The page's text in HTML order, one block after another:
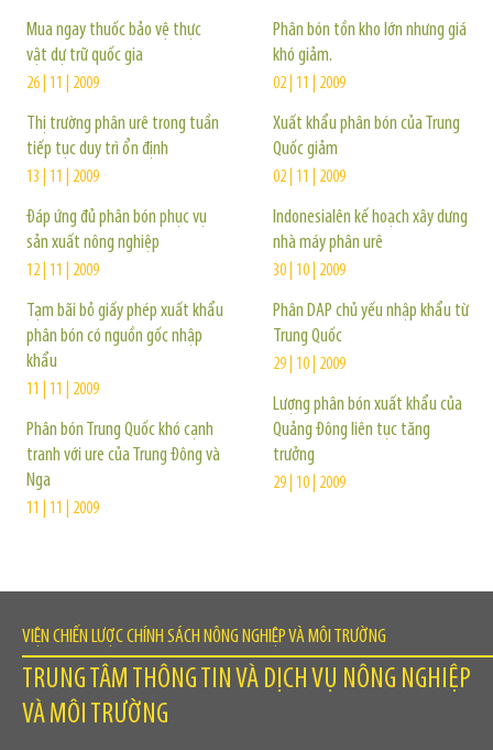
Mua ngay thuốc bảo vệ thực
vật dự trữ quốc gia
26 | 11 | 2009
Thị trường phân urê trong tuần
tiếp tục duy trì ổn định
13 | 11 | 2009
Đáp ứng đủ phân bón phục vụ
sản xuất nông nghiệp
12 | 11 | 2009
Tạm bãi bỏ giấy phép xuất khẩu
phân bón có nguồn gốc nhập
khẩu
11 | 11 | 2009
Phân bón Trung Quốc khó cạnh
tranh với ure của Trung Đông và
Nga
11 | 11 | 2009
Phân bón tồn kho lớn nhưng giá
khó giảm.
02 | 11 | 2009
Xuất khẩu phân bón của Trung
Quốc giảm
02 | 11 | 2009
Indonesialên kế hoạch xây dưng
nhà máy phân urê
30 | 10 | 2009
Phân DAP chủ yếu nhập khẩu từ
Trung Quốc
29 | 10 | 2009
Lượng phân bón xuất khẩu của
Quảng Đông liên tục tăng
trưởng
29 | 10 | 2009
VIỆN CHIẾN LƯỢC CHÍNH SÁCH NÔNG NGHIỆP VÀ MÔI TRƯỜNG
TRUNG TÂM THÔNG TIN VÀ DỊCH VỤ NÔNG NGHIỆP
VÀ MÔI TRƯỜNG